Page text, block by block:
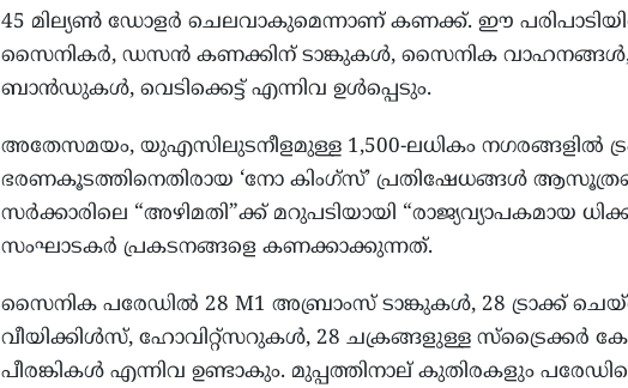
45 മില്യൺ ഡോളർ ചെലവാകുമെന്നാണ് കണക്ക്. ഈ
സൈനികർ, ഡസൻ കണക്കിന് ടാങ്കുകൾ, സൈനിക വാഹനങ്ങൾ,
ബാൻഡുകൾ, വെടിക്കെട്ട് എന്നിവ ഉൾപ്പെടും.
അതേസമയം, യുഎസിലുടനീളമുള്ള 1,500-ലധികം നഗരങ്ങളിൽ
ഭരണകൂടത്തിനെതിരായ ‘നോ കിംഗ്സ്’ പ്രതിഷേധങ്ങൾ
സർക്കാരിലെ “അഴിമതി”ക്ക് മറുപടിയായി “രാജ്യവ്യാപകമായ
സംഘാടകർ പ്രകടനങ്ങളെ കണക്കാക്കുന്നത്.
സൈനിക പരേഡിൽ 28 M1 അബ്രാംസ് ടാങ്കുകൾ, 28 ട്രാക്ക്
വീയിക്കിൾസ്, ഹോവിറ്റ്‌സറുകൾ, 28 ചക്രങ്ങളുള്ള സ്ട്രൈക്കർ
പീരങ്കികൾ എന്നിവ ഉണ്ടാകും. മുപ്പത്തിനാല് കുതിരകളും